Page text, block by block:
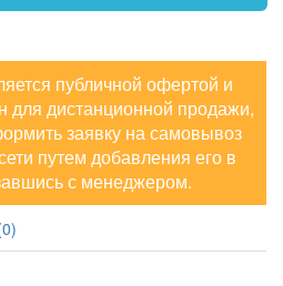
публичной офертой и
для дистанционной продажи,
заявку на самовывоз
путем добавления его в
с менеджером.